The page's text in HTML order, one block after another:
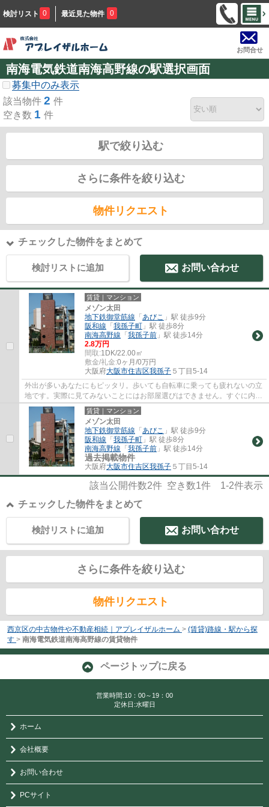
検討リスト 0 最近見た物件 0
お問合せ
南海電気鉄道南海高野線の駅選択画面
募集中のみ表示
該当物件 2 件
空き数 1 件
駅で絞り込む
さらに条件を絞り込む
物件リクエスト
チェックした物件をまとめて
検討リストに追加 お問い合わせ
賃貸｜マンション
メゾン太田
地下鉄御堂筋線 「 あびこ 」駅 徒歩9分
阪和線 「 我孫子町 」駅 徒歩8分
南海高野線 「 我孫子前 」駅 徒歩14分
2.8万円
間取:1DK/22.00㎡
敷金/礼金:0ヶ月/0万円
大阪府大阪市住吉区我孫子 ５丁目5-14
外出が多いあなたにもピッタリ。歩いても自転車に乗っても疲れないの立
地です。実際に見てみないことにはお部屋選びはできません。すぐに内覧
もできる空き部屋です。その日から明るい...
賃貸｜マンション
メゾン太田
地下鉄御堂筋線 「 あびこ 」駅 徒歩9分
阪和線 「 我孫子町 」駅 徒歩8分
南海高野線 「 我孫子前 」駅 徒歩14分
過去掲載物件
大阪府大阪市住吉区我孫子 ５丁目5-14
該当公開件数2件 空き数1件 1-2件表示
チェックした物件をまとめて
お問い合わせ
検討リストに追加
さらに条件を絞り込む
物件リクエスト
西京区の中古物件や不動産相続｜アプレイザルホーム > (賃貸)路線・駅から探
す > 南海電気鉄道南海高野線の賃貸物件
ページトップに戻る
営業時間:10：00～19：00
定休日:水曜日
ホーム
会社概要
お問い合わせ
PCサイト